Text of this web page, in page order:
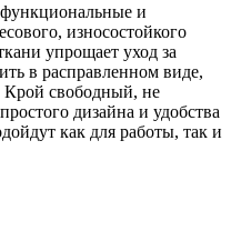
и
износостойкого
упрощает уход за
в расправленном виде,
Крой свободный, не
дизайна и удобства
как для работы, так и